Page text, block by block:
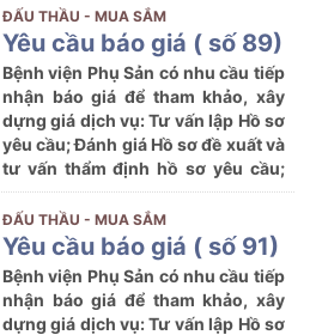
thầu tham dự Dự toán: Mua sắm
hóa chất xét nghiệm bệnh PKU
(Phenylketone niệu ) năm 2024
với nội dung cụ thể như sau:
ĐẤU THẦU - MUA SẮM
Yêu cầu báo giá ( số 89)
Bệnh viện Phụ Sản có nhu cầu tiếp
nhận báo giá để tham khảo, xây
dựng giá dịch vụ: Tư vấn lập Hồ sơ
yêu cầu; Đánh giá Hồ sơ đề xuất và
tư vấn thẩm định hồ sơ yêu cầu;
thẩm định kết quả lựa chọn nhà
thầu tham dự Dự toán: Mua sắm
hoá chất xét nghiệm bệnh suy
tuyến giáp bẩm sinh năm 2024 với
nội dung cụ thể như sau:
ĐẤU THẦU - MUA SẮM
Yêu cầu báo giá ( số 91)
Bệnh viện Phụ Sản có nhu cầu tiếp
nhận báo giá để tham khảo, xây
dựng giá dịch vụ: Tư vấn lập Hồ sơ